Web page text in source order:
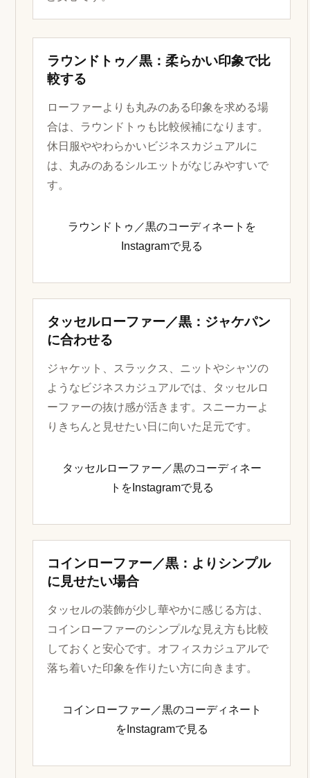
ラウンドトゥ／黒：柔らかい印象で比
較する
ローファーよりも丸みのある印象を求める場
合は、ラウンドトゥも比較候補になります。
休日服ややわらかいビジネスカジュアルに
は、丸みのあるシルエットがなじみやすいで
す。
ラウンドトゥ／黒のコーディネートを
Instagramで見る
タッセルローファー／黒：ジャケパン
に合わせる
ジャケット、スラックス、ニットやシャツの
ようなビジネスカジュアルでは、タッセルロ
ーファーの抜け感が活きます。スニーカーよ
りきちんと見せたい日に向いた足元です。
タッセルローファー／黒のコーディネー
トをInstagramで見る
コインローファー／黒：よりシンプル
に見せたい場合
タッセルの装飾が少し華やかに感じる方は、
コインローファーのシンプルな見え方も比較
しておくと安心です。オフィスカジュアルで
落ち着いた印象を作りたい方に向きます。
コインローファー／黒のコーディネート
をInstagramで見る